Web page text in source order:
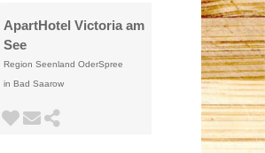
ApartHotel Victoria am
See
Region Seenland OderSpree
in Bad Saarow